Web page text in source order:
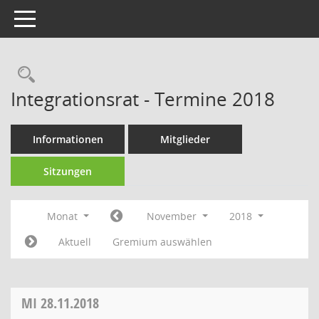
Toggle navigation
Rechercheauswahl
Integrationsrat - Termine 2018
Informationen Mitglieder
Sitzungen
Monat November
2018
Aktuell
Gremium auswählen
MI 28.11.2018